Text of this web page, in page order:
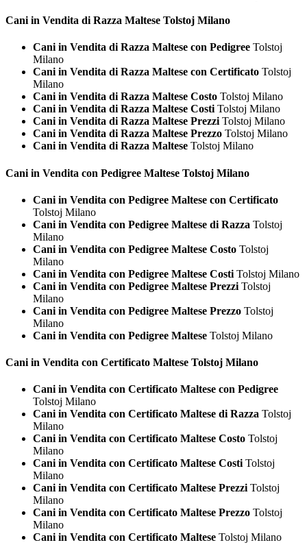
Cani in Vendita di Razza Maltese Tolstoj Milano
Cani in Vendita di Razza Maltese con Pedigree Tolstoj
Milano
Cani in Vendita di Razza Maltese con Certificato Tolstoj
Milano
Cani in Vendita di Razza Maltese Costo Tolstoj Milano
Cani in Vendita di Razza Maltese CostiTolstoj Milano
Cani in Vendita di Razza Maltese PrezziTolstoj Milano
Cani in Vendita di Razza Maltese Prezzo Tolstoj Milano
Cani in Vendita di Razza Maltese Tolstoj Milano
Cani in Vendita con Pedigree Maltese Tolstoj Milano
Cani in Vendita con Pedigree Maltese con Certificato
Tolstoj Milano
Cani in Vendita con Pedigree Maltese di Razza Tolstoj
Milano
Cani in Vendita con Pedigree Maltese Costo Tolstoj
Milano
Cani in Vendita con Pedigree Maltese Costi Tolstoj Milano
Cani in Vendita con Pedigree Maltese Prezzi Tolstoj
Milano
Cani in Vendita con Pedigree Maltese Prezzo Tolstoj
Milano
Cani in Vendita con Pedigree Maltese Tolstoj Milano
Cani in Vendita con Certificato Maltese Tolstoj Milano
Cani in Vendita con Certificato Maltese con Pedigree
Tolstoj Milano
Cani in Vendita con Certificato Maltese di Razza Tolstoj
Milano
Cani in Vendita con Certificato Maltese Costo Tolstoj
Milano
Cani in Vendita con Certificato Maltese CostiTolstoj
Milano
Cani in Vendita con Certificato Maltese PrezziTolstoj
Milano
Cani in Vendita con Certificato Maltese Prezzo Tolstoj
Milano
Cani in Vendita con Certificato Maltese Tolstoj Milano